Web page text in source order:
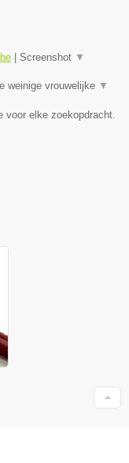
Screenshot ▼
weinige vrouwelijke ▼
voor elke zoekopdracht.